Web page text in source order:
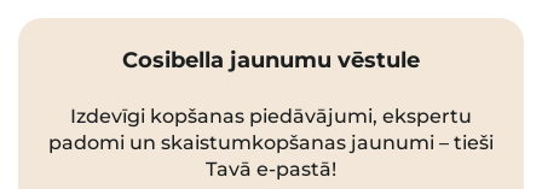
Cosibella jaunumu vēstule
Izdevīgi kopšanas piedāvājumi, ekspertu
padomi un skaistumkopšanas jaunumi – tieši
Tavā e-pastā!